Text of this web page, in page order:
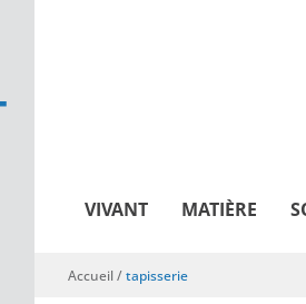
VIVANT MATIÈRE
Vous êtes ici
Accueil/tapisserie